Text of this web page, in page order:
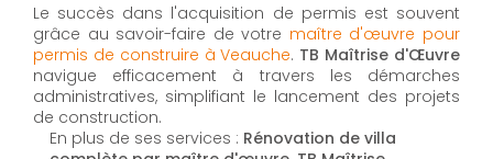
Le succès dans l'acquisition de permis est souvent
grâce au savoir-faire de votre maître d'œuvre pour
permis de construire à Veauche. TB Maîtrise d'Œuvre
navigue efficacement à travers les démarches
administratives, simplifiant le lancement des projets
de construction.
En plus de ses services : Rénovation de villa